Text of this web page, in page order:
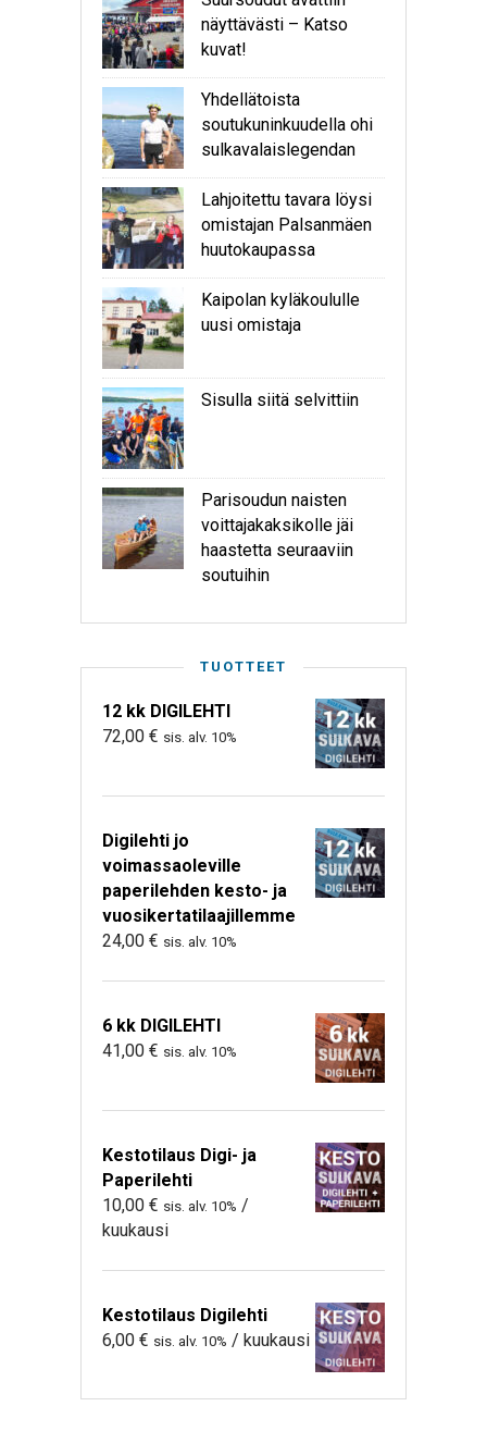
näyttävästi – Katso
kuvat!
Yhdellätoista
soutukuninkuudella ohi
sulkavalaislegendan
Lahjoitettu tavara löysi
omistajan Palsanmäen
huutokaupassa
Kaipolan kyläkoululle
uusi omistaja
Sisulla siitä selvittiin
Parisoudun naisten
voittajakaksikolle jäi
haastetta seuraaviin
soutuihin
TUOTTEET
12 kk DIGILEHTI
72,00 € sis. alv. 10%
Digilehti jo
voimassaoleville
paperilehden kesto- ja
vuosikertatilaajillemme
24,00 € sis. alv. 10%
6 kk DIGILEHTI
41,00 € sis. alv. 10%
Kestotilaus Digi- ja
Paperilehti
10,00 € sis. alv. 10% /
kuukausi
Kestotilaus Digilehti
6,00 € sis. alv. 10% / kuukausi